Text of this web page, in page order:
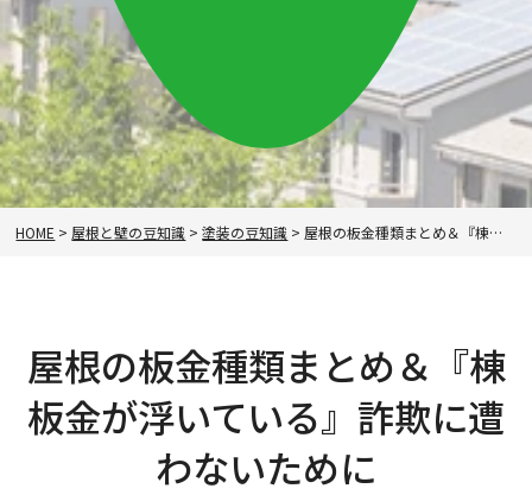
HOME > 屋根と壁の豆知識 >塗装の豆知識 > 屋根の板金種類まとめ＆『棟板金が浮いている』詐欺に遭わないために
屋根の板金種類まとめ＆『棟
板金が浮いている』詐欺に遭
わないために